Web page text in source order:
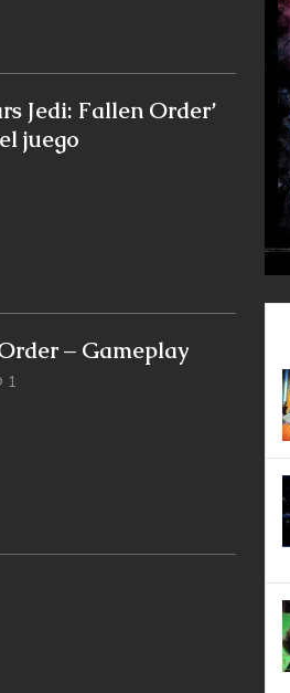
Jedi: Fallen Order’
juego
– Gameplay
1